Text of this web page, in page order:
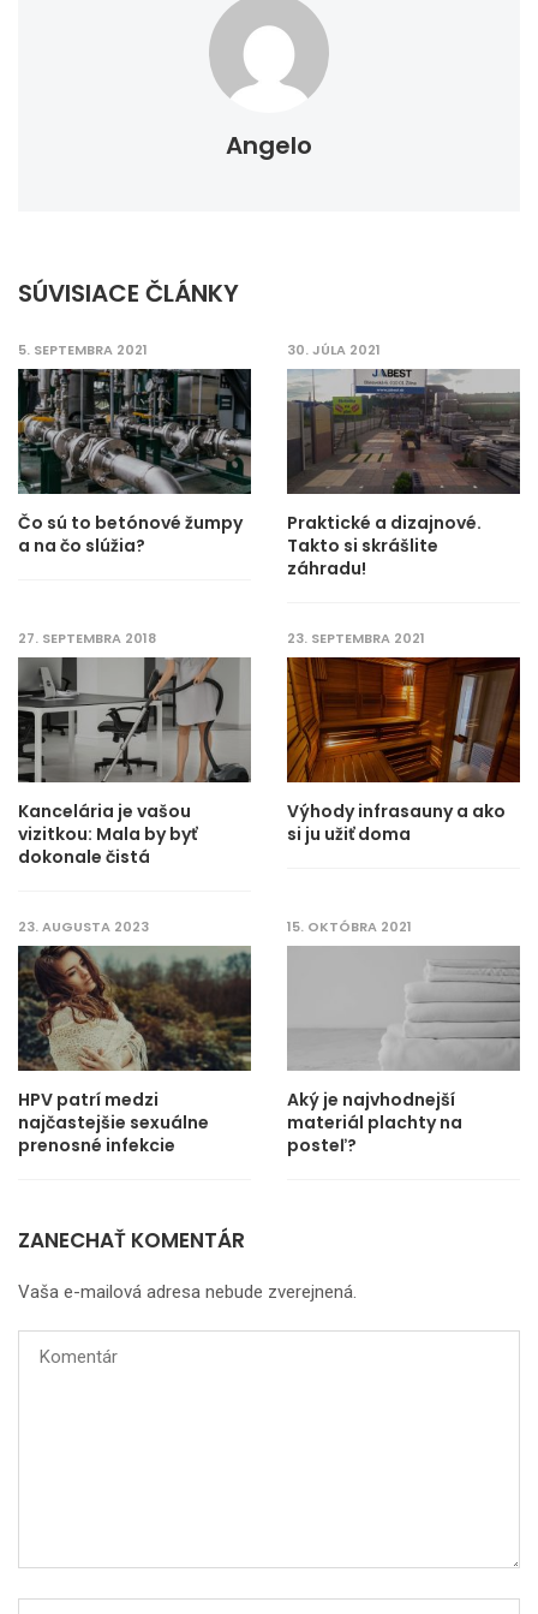
Angelo
SÚVISIACE ČLÁNKY
5. SEPTEMBRA 2021
Čo sú to betónové žumpy
a na čo slúžia?
30. JÚLA 2021
Praktické a dizajnové.
Takto si skrášlite
záhradu!
27. SEPTEMBRA 2018
Kancelária je vašou
vizitkou: Mala by byť
dokonale čistá
23. SEPTEMBRA 2021
Výhody infrasauny a ako
si ju užiť doma
23. AUGUSTA 2023
HPV patrí medzi
najčastejšie sexuálne
prenosné infekcie
15. OKTÓBRA 2021
Aký je najvhodnejší
materiál plachty na
posteľ?
ZANECHAŤ KOMENTÁR
Vaša e-mailová adresa nebude zverejnená.